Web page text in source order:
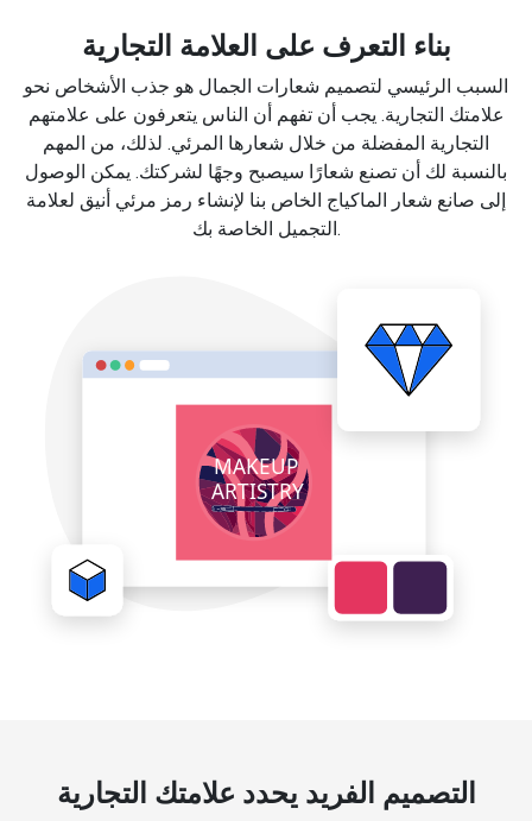
بناء التعرف على العلامة التجارية
السبب الرئيسي لتصميم شعارات الجمال هو جذب الأشخاص نحو
علامتك التجارية. يجب أن تفهم أن الناس يتعرفون على علامتهم
التجارية المفضلة من خلال شعارها المرئي. لذلك، من المهم
بالنسبة لك أن تصنع شعارًا سيصبح وجهًا لشركتك. يمكن الوصول
إلى صانع شعار الماكياج الخاص بنا لإنشاء رمز مرئي أنيق لعلامة
التجميل الخاصة بك.
التصميم الفريد يحدد علامتك التجارية